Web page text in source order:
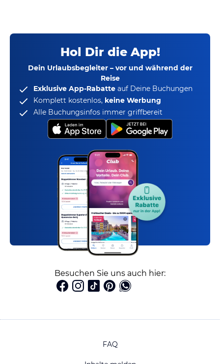
Hol Dir die App!
Dein Urlaubsbegleiter – vor und während der
Reise
Exklusive App-Rabatte auf Deine Buchungen
Komplett kostenlos, keine Werbung
Alle Buchungsinfos immer griffbereit
Besuchen Sie uns auch hier:
FAQ